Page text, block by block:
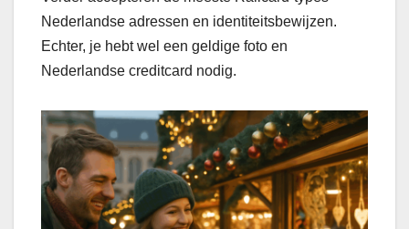
Nederlandse adressen en identiteitsbewijzen.
Echter, je hebt wel een geldige foto en
Nederlandse creditcard nodig.